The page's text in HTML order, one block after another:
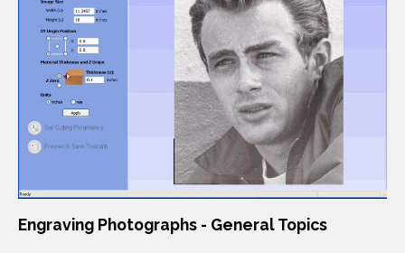
Engraving Photographs - General Topics